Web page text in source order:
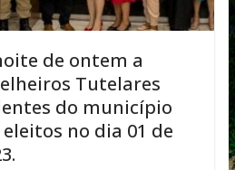
de ontem a
Tutelares
do município
no dia 01 de